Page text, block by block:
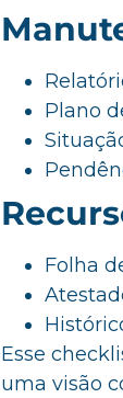
Plano
Folha
Esse
uma visão